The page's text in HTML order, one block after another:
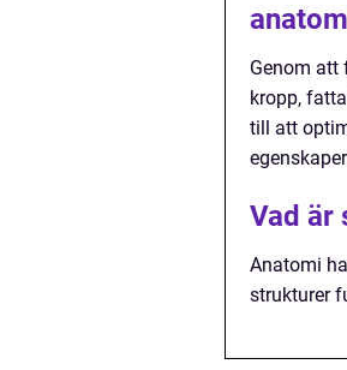
Genom att
kropp,
till att
Vad är
Anatomi
strukturer